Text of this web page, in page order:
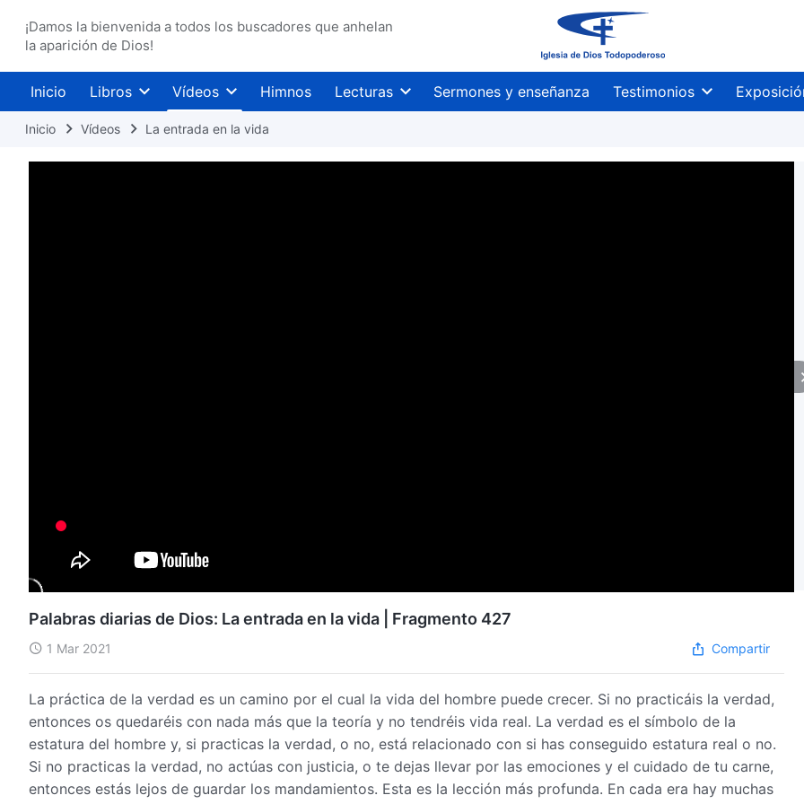
¡Damos la bienvenida a todos los buscadores que anhelan
la aparición de Dios!
Inicio Libros Vídeos Himnos Lecturas Sermones y enseñanza Testimonios
Inicio Vídeos La entrada en la vida
Palabras diarias de Dios: La entrada en la vida | Fragmento 427
1 Mar 2021 Compartir
La práctica de la verdad es un camino por el cual la vida del hombre puede crecer. Si no practicáis la verdad,
entonces os quedaréis con nada más que la teoría y no tendréis vida real. La verdad es el símbolo de la
estatura del hombre y, si practicas la verdad, o no, está relacionado con si has conseguido estatura real o no.
Si no practicas la verdad, no actúas con justicia, o te dejas llevar por las emociones y el cuidado de tu carne,
entonces estás lejos de guardar los mandamientos. Esta es la lección más profunda. En cada era hay muchas